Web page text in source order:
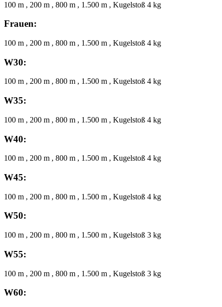
100 m , 200 m , 800 m , 1.500 m , Kugelstoß 4 kg
Frauen:
100 m , 200 m , 800 m , 1.500 m , Kugelstoß 4 kg
W30:
100 m , 200 m , 800 m , 1.500 m , Kugelstoß 4 kg
W35:
100 m , 200 m , 800 m , 1.500 m , Kugelstoß 4 kg
W40:
100 m , 200 m , 800 m , 1.500 m , Kugelstoß 4 kg
W45:
100 m , 200 m , 800 m , 1.500 m , Kugelstoß 4 kg
W50:
100 m , 200 m , 800 m , 1.500 m , Kugelstoß 3 kg
W55:
100 m , 200 m , 800 m , 1.500 m , Kugelstoß 3 kg
W60: